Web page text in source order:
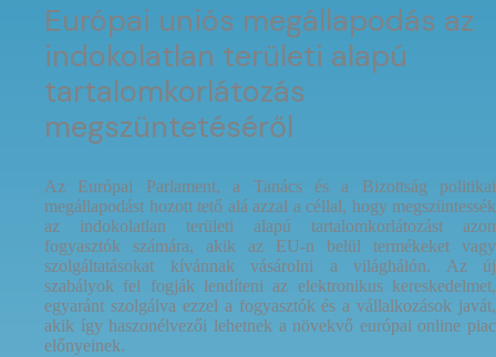
Európai uniós megállapodás az
indokolatlan területi alapú
tartalomkorlátozás
megszüntetéséről
Az Európai Parlament, a Tanács és a Bizottság politikai
megállapodást hozott tető alá azzal a céllal, hogy megszüntessék
az indokolatlan területi alapú tartalomkorlátozást azon
fogyasztók számára, akik az EU-n belül termékeket vagy
szolgáltatásokat kívánnak vásárolni a világhálón. Az új
szabályok fel fogják lendíteni az elektronikus kereskedelmet,
egyaránt szolgálva ezzel a fogyasztók és a vállalkozások javát,
akik így haszonélvezői lehetnek a növekvő európai online piac
előnyeinek.